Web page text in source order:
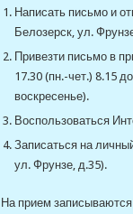
Написать письмо и
Белозерск, ул.
Привезти письмо в
17.30 (пн.-чет.) 8.15
воскресенье).
Воспользоваться
Записаться на
ул. Фрунзе, д.35).
На прием